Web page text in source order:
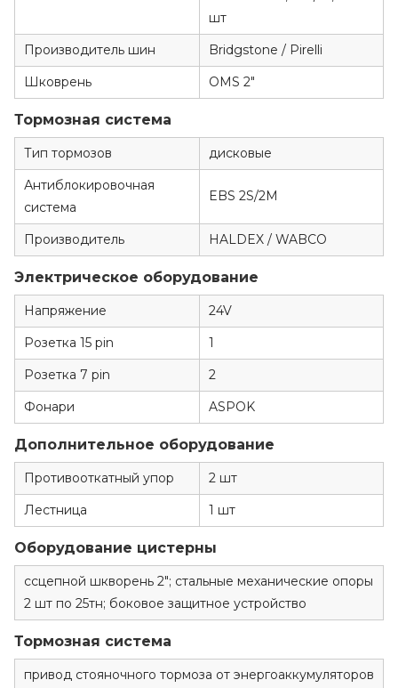
шт
Производитель шин
Bridgstone / Pirelli
Шковрень
OMS 2"
Тормозная система
Тип тормозов
дисковые
Антиблокировочная
система
EBS 2S/2M
Производитель HALDEX / WABCO
Электрическое оборудование
Напряжение
24V
Розетка 15 pin
1
Розетка 7 pin
2
Фонари
ASPOK
Дополнительное оборудование
Противооткатный упор
2 шт
Лестница
1 шт
Оборудование цистерны
ссцепной шкворень 2"; стальные механические опоры
2 шт по 25тн; боковое защитное устройство
Тормозная система
привод стояночного тормоза от энергоаккумуляторов